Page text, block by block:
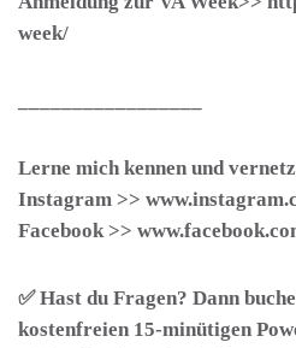
week/
Lerne mich kennen und
Instagram >>
Facebook>>
✅ Hast du Fragen? Dann
kostenfreien 15-minütigen